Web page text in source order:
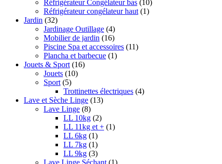
Réfrigérateur Congélateur bas (10)
Réfrigérateur congélateur haut (1)
Jardin (32)
Jardinage Outillage (4)
Mobilier de jardin (16)
Piscine Spa et accessoires (11)
Plancha et barbecue (1)
Jouets & Sport (16)
Jouets (10)
Sport (5)
Trottinettes électriques (4)
Lave et Sèche Linge (13)
Lave Linge (8)
LL 10kg (2)
LL 11kg et + (1)
LL 6kg (1)
LL 7kg (1)
LL 9kg (3)